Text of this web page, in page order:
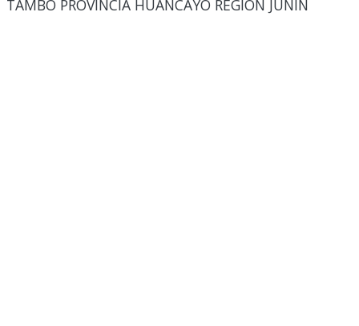
TAMBO PROVINCIA HUANCAYO REGION JUNIN